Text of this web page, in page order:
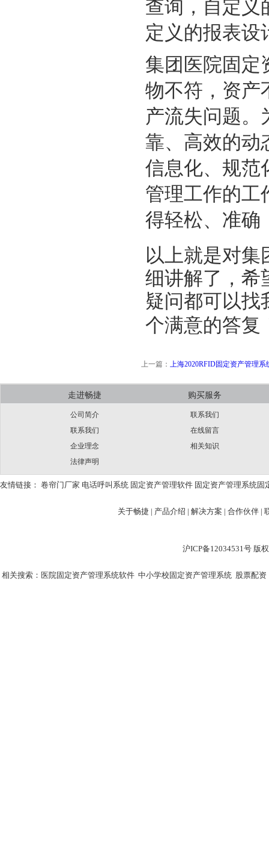
查询，自定义
定义的报表设
集团医院固定
物不符，资产
产流失问题。
靠、高效的动
信息化、规范
管理工作的工
得轻松、准确
以上就是对集
细讲解了，希
疑问都可以找
个满意的答复
上一篇： 上海2020RFID固定资产管理系
走进畅捷
公司简介
联系我们
企业理念
法律声明
购买服务
联系我们
在线留言
相关知识
友情链接： 卷帘门厂家 电话呼叫系统 固定资产管理软件 固定资产管理系统固
关于畅捷 | 产品介绍 | 解决方案 | 合作伙伴 |
沪ICP备12034531号 版
相关搜索： 医院固定资产管理系统软件 中小学校固定资产管理系统 股票配资